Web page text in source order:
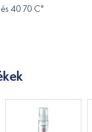
40 70 C°